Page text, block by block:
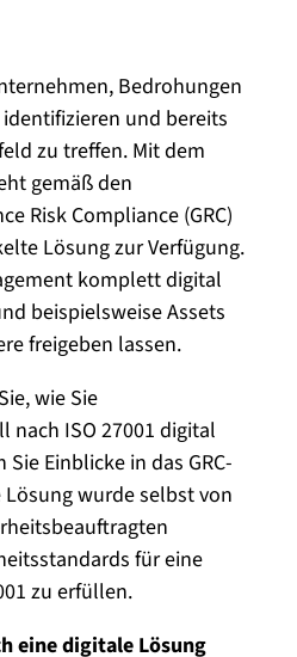
Bedrohungen
und bereits
zu treffen. Mit dem
gemäß den
Risk Compliance (GRC)
Lösung zur Verfügung.
komplett digital
beispielsweise Assets
freigeben lassen.
wie Sie
nach ISO 27001 digital
Einblicke in das GRC-
Lösung wurde selbst von
für eine
zu erfüllen.
eine digitale Lösung